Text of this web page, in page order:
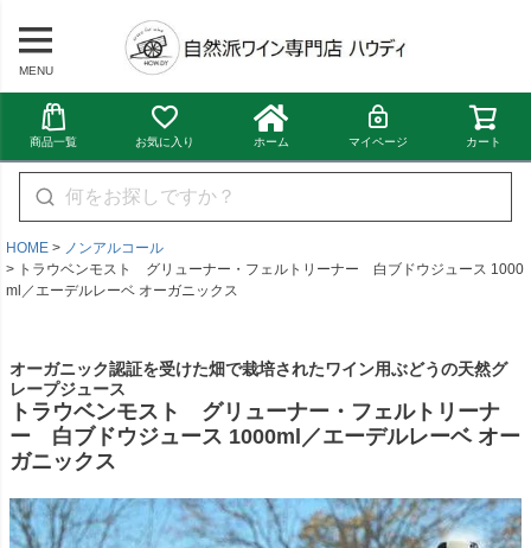
MENU
商品一覧 お気に入り ホーム マイページ カート
HOME
ノンアルコール
トラウベンモスト グリューナー・フェルトリーナー 白ブドウジュース 1000
ml／エーデルレーベ オーガニックス
オーガニック認証を受けた畑で栽培されたワイン用ぶどうの天然グ
レープジュース
トラウベンモスト グリューナー・フェルトリーナ
ー 白ブドウジュース 1000ml／エーデルレーベ オー
ガニックス